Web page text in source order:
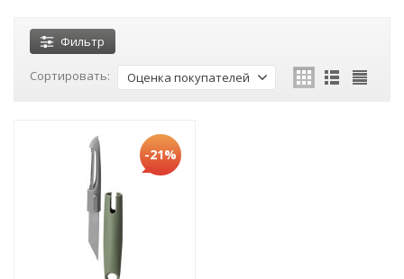
Фильтр
Сортировать: Оценка покупателей
-21%